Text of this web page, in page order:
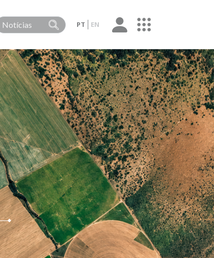
PT EN